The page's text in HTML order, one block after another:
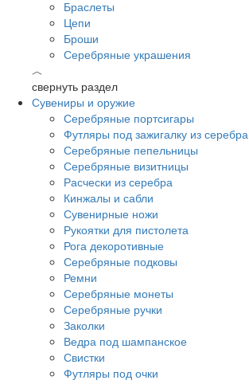
Браслеты
Цепи
Броши
Серебряные украшения
︿
свернуть раздел
Сувениры и оружие
Серебряные портсигары
Футляры под зажигалку из серебра
Серебряные пепельницы
Серебряные визитницы
Расчески из серебра
Кинжалы и сабли
Сувенирные ножи
Рукоятки для пистолета
Рога декоротивные
Серебряные подковы
Ремни
Серебряные монеты
Серебряные ручки
Заколки
Ведра под шампанское
Свистки
Футляры под очки